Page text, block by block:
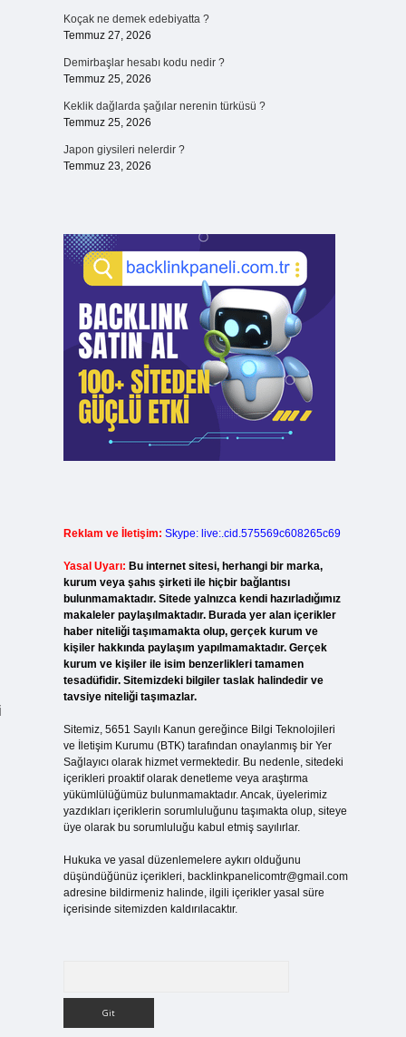
Koçak ne demek edebiyatta ?
Temmuz 27, 2026
Demirbaşlar hesabı kodu nedir ?
Temmuz 25, 2026
Keklik dağlarda şağılar nerenin türküsü ?
Temmuz 25, 2026
Japon giysileri nelerdir ?
Temmuz 23, 2026
Reklam ve İletişim: Skype: live:.cid.575569c608265c69
Yasal Uyarı: Bu internet sitesi, herhangi bir marka,
kurum veya şahıs şirketi ile hiçbir bağlantısı
bulunmamaktadır. Sitede yalnızca kendi hazırladığımız
makaleler paylaşılmaktadır. Burada yer alan içerikler
haber niteliği taşımamakta olup, gerçek kurum ve
kişiler hakkında paylaşım yapılmamaktadır. Gerçek
kurum ve kişiler ile isim benzerlikleri tamamen
tesadüfidir. Sitemizdeki bilgiler taslak halindedir ve
tavsiye niteliği taşımazlar.
Sitemiz, 5651 Sayılı Kanun gereğince Bilgi Teknolojileri
ve İletişim Kurumu (BTK) tarafından onaylanmış bir Yer
Sağlayıcı olarak hizmet vermektedir. Bu nedenle, sitedeki
içerikleri proaktif olarak denetleme veya araştırma
yükümlülüğümüz bulunmamaktadır. Ancak, üyelerimiz
yazdıkları içeriklerin sorumluluğunu taşımakta olup, siteye
üye olarak bu sorumluluğu kabul etmiş sayılırlar.
Hukuka ve yasal düzenlemelere aykırı olduğunu
düşündüğünüz içerikleri, backlinkpanelicomtr@gmail.com
adresine bildirmeniz halinde, ilgili içerikler yasal süre
içerisinde sitemizden kaldırılacaktır.